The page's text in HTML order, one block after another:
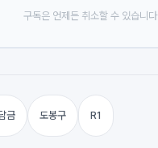
구독은 언제든 취소할 수 있습니다
금 도봉구 R1